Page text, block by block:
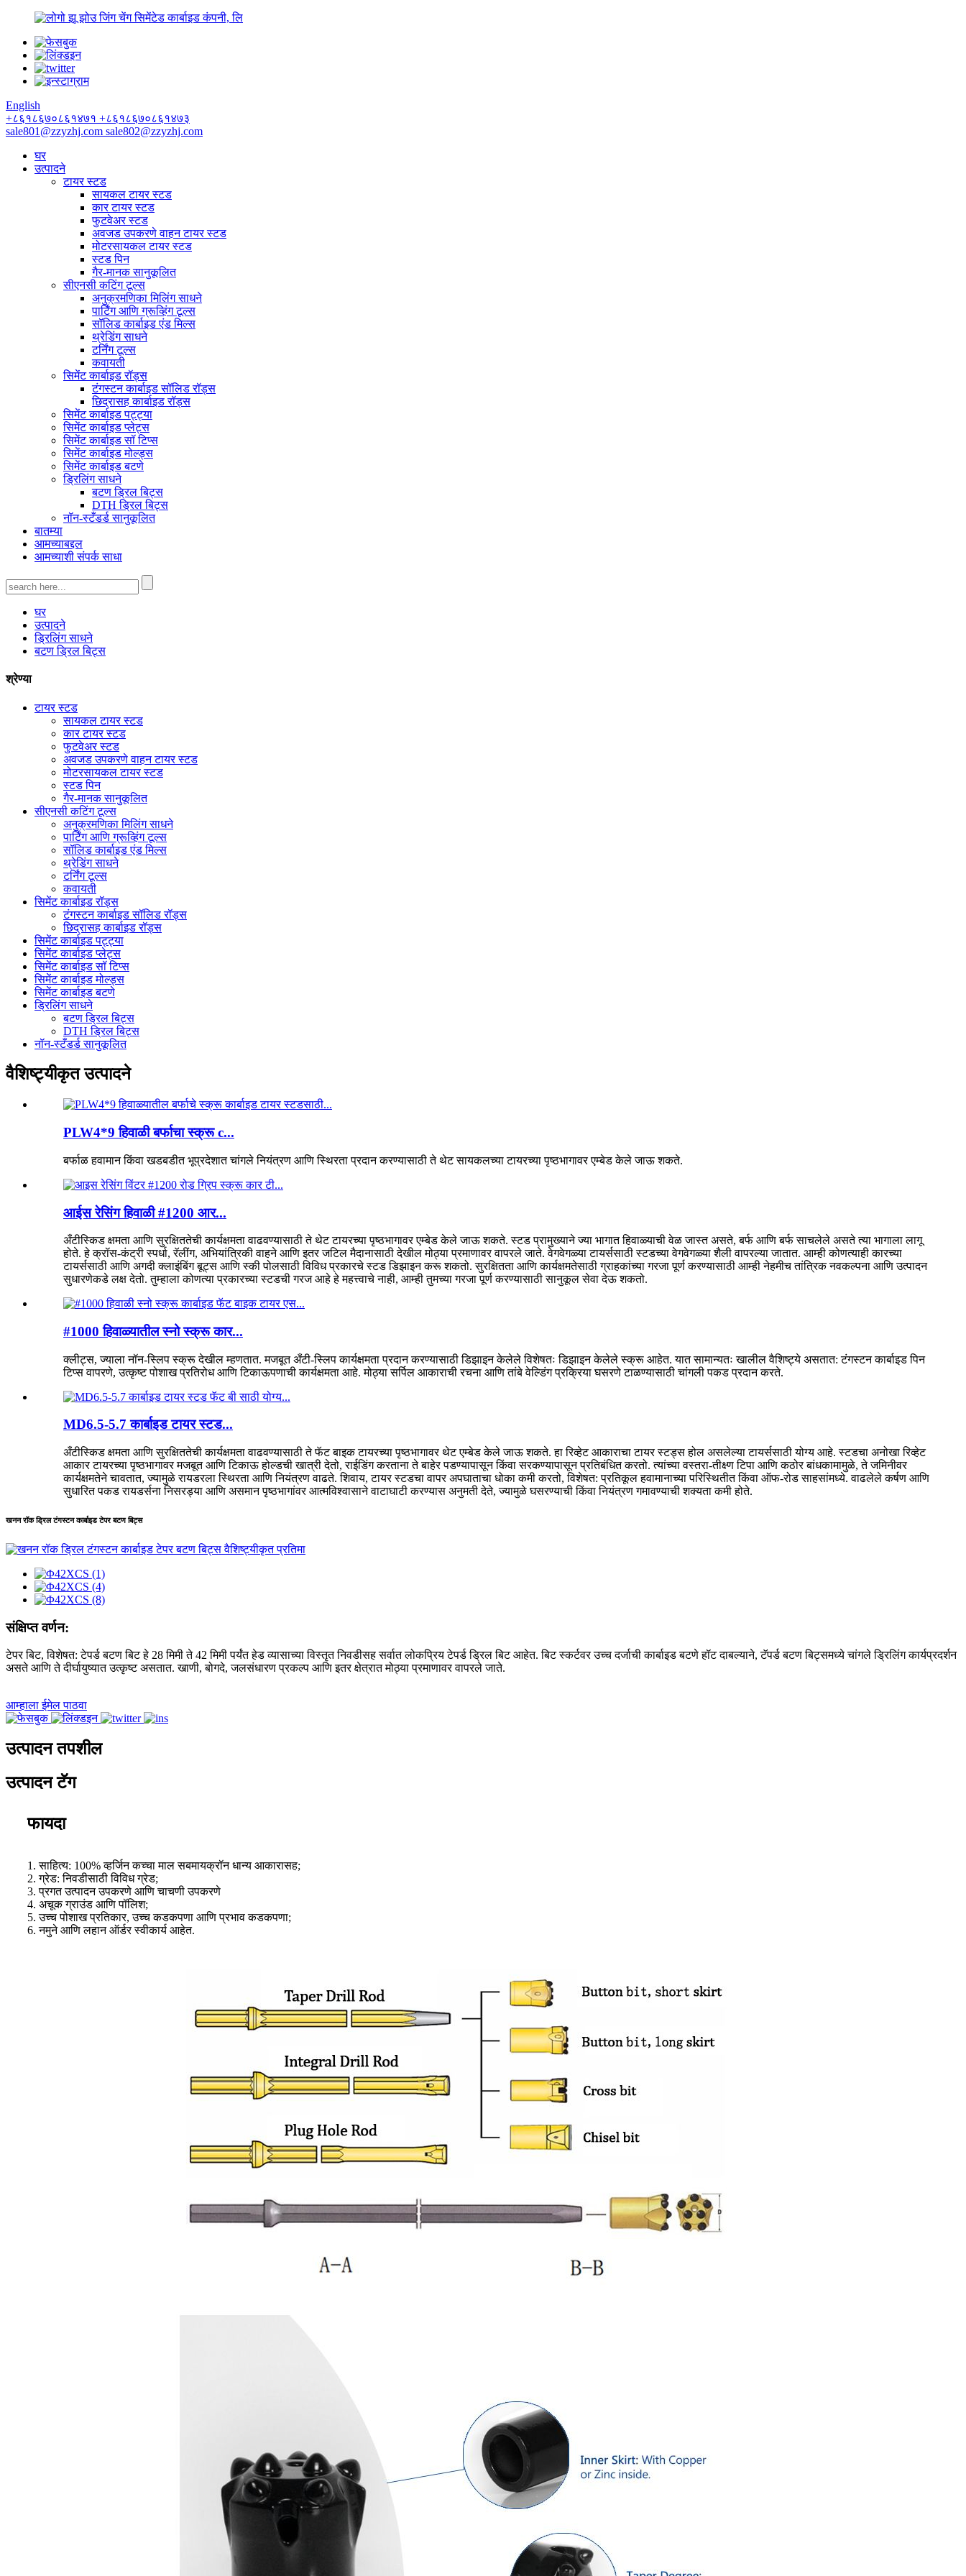
झू झोउ जिंग चेंग सिमेंटेड कार्बाइड कंपनी, लि
English
+८६१८६७०८६१४७१ +८६१८६७०८६१४७३
sale801@zzyzhj.com sale802@zzyzhj.com
घर
उत्पादने
टायर स्टड
सायकल टायर स्टड
कार टायर स्टड
फुटवेअर स्टड
अवजड उपकरणे वाहन टायर स्टड
मोटरसायकल टायर स्टड
स्टड पिन
गैर-मानक सानुकूलित
सीएनसी कटिंग टूल्स
अनुक्रमणिका मिलिंग साधने
पार्टिंग आणि ग्रूव्हिंग टूल्स
सॉलिड कार्बाइड एंड मिल्स
थ्रेडिंग साधने
टर्निंग टूल्स
कवायती
सिमेंट कार्बाइड रॉड्स
टंगस्टन कार्बाइड सॉलिड रॉड्स
छिद्रासह कार्बाइड रॉड्स
सिमेंट कार्बाइड पट्ट्या
सिमेंट कार्बाइड प्लेट्स
सिमेंट कार्बाइड सॉ टिप्स
सिमेंट कार्बाइड मोल्ड्स
सिमेंट कार्बाइड बटणे
ड्रिलिंग साधने
बटण ड्रिल बिट्स
DTH ड्रिल बिट्स
नॉन-स्टँडर्ड सानुकूलित
बातम्या
आमच्याबद्दल
आमच्याशी संपर्क साधा
घर
उत्पादने
ड्रिलिंग साधने
बटण ड्रिल बिट्स
श्रेण्या
टायर स्टड
सायकल टायर स्टड
कार टायर स्टड
फुटवेअर स्टड
अवजड उपकरणे वाहन टायर स्टड
मोटरसायकल टायर स्टड
स्टड पिन
गैर-मानक सानुकूलित
सीएनसी कटिंग टूल्स
अनुक्रमणिका मिलिंग साधने
पार्टिंग आणि ग्रूव्हिंग टूल्स
सॉलिड कार्बाइड एंड मिल्स
थ्रेडिंग साधने
टर्निंग टूल्स
कवायती
सिमेंट कार्बाइड रॉड्स
टंगस्टन कार्बाइड सॉलिड रॉड्स
छिद्रासह कार्बाइड रॉड्स
सिमेंट कार्बाइड पट्ट्या
सिमेंट कार्बाइड प्लेट्स
सिमेंट कार्बाइड सॉ टिप्स
सिमेंट कार्बाइड मोल्ड्स
सिमेंट कार्बाइड बटणे
ड्रिलिंग साधने
बटण ड्रिल बिट्स
DTH ड्रिल बिट्स
नॉन-स्टँडर्ड सानुकूलित
वैशिष्ट्यीकृत उत्पादने
PLW4*9 हिवाळी बर्फाचा स्क्रू c...
बर्फाळ हवामान किंवा खडबडीत भूप्रदेशात चांगले नियंत्रण आणि स्थिरता प्रदान करण्यासाठी ते थेट सायकलच्या टायरच्या पृष्ठभागावर एम्बेड केले जाऊ शकते.
आईस रेसिंग हिवाळी #1200 आर...
अँटीस्किड क्षमता आणि सुरक्षिततेची कार्यक्षमता वाढवण्यासाठी ते थेट टायरच्या पृष्ठभागावर एम्बेड केले जाऊ शकते. स्टड प्रामुख्याने ज्या भागात हिवाळ्याची वेळ जास्त असते, बर्फ आणि बर्फ साचलेले असते त्या भागाला लागू
होते. हे क्रॉस-कंट्री स्पर्धा, रॅलींग, अभियांत्रिकी वाहने आणि इतर जटिल मैदानासाठी देखील मोठ्या प्रमाणावर वापरले जाते. वेगवेगळ्या टायर्ससाठी स्टडच्या वेगवेगळ्या शैली वापरल्या जातात. आम्ही कोणत्याही कारच्या
टायर्ससाठी आणि अगदी क्लाइंबिंग बूट्स आणि स्की पोलसाठी विविध प्रकारचे स्टड डिझाइन करू शकतो. सुरक्षितता आणि कार्यक्षमतेसाठी ग्राहकांच्या गरजा पूर्ण करण्यासाठी आम्ही नेहमीच तांत्रिक नवकल्पना आणि उत्पादन
सुधारणेकडे लक्ष देतो. तुम्हाला कोणत्या प्रकारच्या स्टडची गरज आहे हे महत्त्वाचे नाही, आम्ही तुमच्या गरजा पूर्ण करण्यासाठी सानुकूल सेवा देऊ शकतो.
#1000 हिवाळ्यातील स्नो स्क्रू कार...
क्लीट्स, ज्याला नॉन-स्लिप स्क्रू देखील म्हणतात. मजबूत अँटी-स्लिप कार्यक्षमता प्रदान करण्यासाठी डिझाइन केलेले विशेषतः डिझाइन केलेले स्क्रू आहेत. यात सामान्यतः खालील वैशिष्ट्ये असतात: टंगस्टन कार्बाइड पिन
टिप्स वापरणे, उत्कृष्ट पोशाख प्रतिरोध आणि टिकाऊपणाची कार्यक्षमता आहे. मोठ्या सर्पिल आकाराची रचना आणि तांबे वेल्डिंग प्रक्रिया घसरणे टाळण्यासाठी चांगली पकड प्रदान करते.
MD6.5-5.7 कार्बाइड टायर स्टड...
अँटीस्किड क्षमता आणि सुरक्षिततेची कार्यक्षमता वाढवण्यासाठी ते फॅट बाइक टायरच्या पृष्ठभागावर थेट एम्बेड केले जाऊ शकते. हा रिव्हेट आकाराचा टायर स्टड्स होल असलेल्या टायर्ससाठी योग्य आहे. स्टडचा अनोखा रिव्हेट
आकार टायरच्या पृष्ठभागावर मजबूत आणि टिकाऊ होल्डची खात्री देतो, राईडिंग करताना ते बाहेर पडण्यापासून किंवा सरकण्यापासून प्रतिबंधित करतो. त्यांच्या वस्तरा-तीक्ष्ण टिपा आणि कठोर बांधकामामुळे, ते जमिनीवर
कार्यक्षमतेने चावतात, ज्यामुळे रायडरला स्थिरता आणि नियंत्रण वाढते. शिवाय, टायर स्टडचा वापर अपघाताचा धोका कमी करतो, विशेषत: प्रतिकूल हवामानाच्या परिस्थितीत किंवा ऑफ-रोड साहसांमध्ये. वाढलेले कर्षण आणि
सुधारित पकड रायडर्सना निसरड्या आणि असमान पृष्ठभागांवर आत्मविश्वासाने वाटाघाटी करण्यास अनुमती देते, ज्यामुळे घसरण्याची किंवा नियंत्रण गमावण्याची शक्यता कमी होते.
खनन रॉक ड्रिल टंगस्टन कार्बाइड टेपर बटण बिट्स
संक्षिप्त वर्णन:
टेपर बिट, विशेषत: टेपर्ड बटण बिट हे 28 मिमी ते 42 मिमी पर्यंत हेड व्यासाच्या विस्तृत निवडीसह सर्वात लोकप्रिय टेपर्ड ड्रिल बिट आहेत. बिट स्कर्टवर उच्च दर्जाची कार्बाइड बटणे हॉट दाबल्याने, टॅपर्ड बटण बिट्समध्ये चांगले ड्रिलिंग कार्यप्रदर्शन
असते आणि ते दीर्घायुष्यात उत्कृष्ट असतात. खाणी, बोगदे, जलसंधारण प्रकल्प आणि इतर क्षेत्रात मोठ्या प्रमाणावर वापरले जाते.
आम्हाला ईमेल पाठवा
उत्पादन तपशील
उत्पादन टॅग
फायदा
1. साहित्य: 100% व्हर्जिन कच्चा माल सबमायक्रॉन धान्य आकारासह;
2. ग्रेड: निवडीसाठी विविध ग्रेड;
3. प्रगत उत्पादन उपकरणे आणि चाचणी उपकरणे
4. अचूक ग्राउंड आणि पॉलिश;
5. उच्च पोशाख प्रतिकार, उच्च कडकपणा आणि प्रभाव कडकपणा;
6. नमुने आणि लहान ऑर्डर स्वीकार्य आहेत.